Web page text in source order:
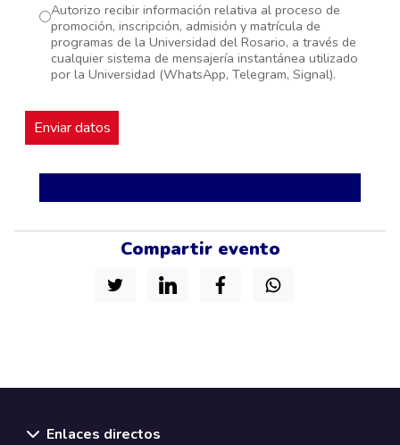
Autorizo recibir información relativa al proceso de
promoción, inscripción, admisión y matrícula de
programas de la Universidad del Rosario, a través de
cualquier sistema de mensajería instantánea utilizado
por la Universidad (WhatsApp, Telegram, Signal).
Compartir evento
Enlaces directos